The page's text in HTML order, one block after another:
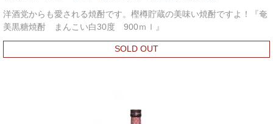
洋酒党からも愛される焼酎です。樫樽貯蔵の美味い焼酎ですよ！『奄
美黒糖焼酎 まんこい白30度 900ｍｌ』
SOLD OUT